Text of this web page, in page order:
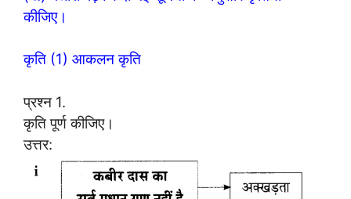
कीजिए।
कृति (1) आकलन कृति
प्रश्न 1.
कृति पूर्ण कीजिए।
उत्तर: